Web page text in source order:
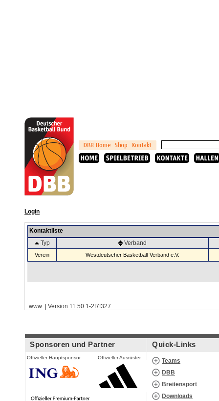
Login
Kontaktliste
Typ
Verband
Verein Westdeutscher Basketball-Verband e.V.
www | Version 11.50.1-2f7f327
Sponsoren und Partner
Offizieller Hauptsponsor Offizieller Ausrüster
Quick-Links
Teams
DBB
Breitensport
Downloads